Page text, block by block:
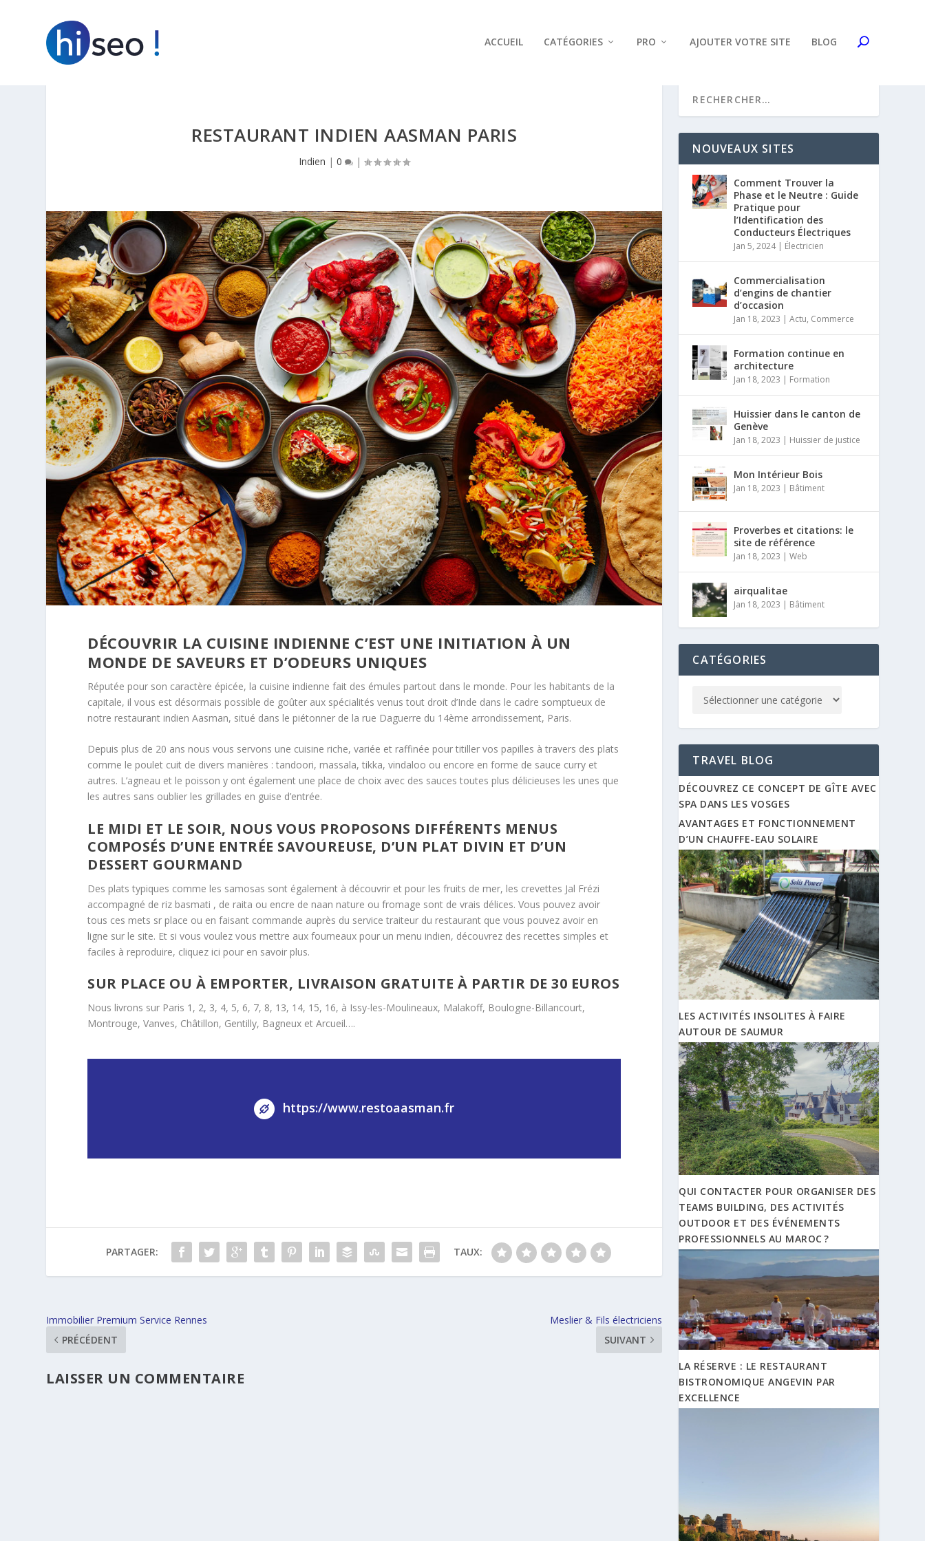
ACCUEIL CATÉGORIES PRO AJOUTER VOTRE SITE BLOG
RESTAURANT INDIEN AASMAN PARIS
Indien |0 |
DÉCOUVRIR LA CUISINE INDIENNE C’EST UNE INITIATION À UN
MONDE DE SAVEURS ET D’ODEURS UNIQUES
Réputée pour son caractère épicée, la cuisine indienne fait des émules partout dans le monde. Pour les habitants de la
capitale, il vous est désormais possible de goûter aux spécialités venus tout droit d’Inde dans le cadre somptueux de
notre restaurant indien Aasman, situé dans le piétonner de la rue Daguerre du 14ème arrondissement, Paris.
Depuis plus de 20 ans nous vous servons une cuisine riche, variée et raffinée pour titiller vos papilles à travers des plats
comme le poulet cuit de divers manières : tandoori, massala, tikka, vindaloo ou encore en forme de sauce curry et
autres. L’agneau et le poisson y ont également une place de choix avec des sauces toutes plus délicieuses les unes que
les autres sans oublier les grillades en guise d’entrée.
LE MIDI ET LE SOIR, NOUS VOUS PROPOSONS DIFFÉRENTS MENUS
COMPOSÉS D’UNE ENTRÉE SAVOUREUSE, D’UN PLAT DIVIN ET D’UN
DESSERT GOURMAND
Des plats typiques comme les samosas sont également à découvrir et pour les fruits de mer, les crevettes Jal Frézi
accompagné de riz basmati , de raita ou encre de naan nature ou fromage sont de vrais délices. Vous pouvez avoir
tous ces mets sr place ou en faisant commande auprès du service traiteur du restaurant que vous pouvez avoir en
ligne sur le site. Et si vous voulez vous mettre aux fourneaux pour un menu indien, découvrez des recettes simples et
faciles à reproduire, cliquez ici pour en savoir plus.
SUR PLACE OU À EMPORTER, LIVRAISON GRATUITE À PARTIR DE 30 EUROS
Nous livrons sur Paris 1, 2, 3, 4, 5, 6, 7, 8, 13, 14, 15, 16, à Issy-les-Moulineaux, Malakoff, Boulogne-Billancourt,
Montrouge, Vanves, Châtillon, Gentilly, Bagneux et Arcueil….
https://www.restoaasman.fr
PARTAGER: TAUX:
Immobilier Premium Service Rennes
PRÉCÉDENT
Meslier & Fils électriciens
SUIVANT
LAISSER UN COMMENTAIRE
NOUVEAUX SITES
Comment Trouver la
Phase et le Neutre : Guide
Pratique pour
l’Identification des
Conducteurs Électriques
Jan 5, 2024| Électricien
Commercialisation
d’engins de chantier
d’occasion
Jan 18, 2023 |Actu, Commerce
Formation continue en
architecture
Jan 18, 2023 | Formation
Huissier dans le canton de
Genève
Jan 18, 2023 | Huissier de justice
Mon Intérieur Bois
Jan 18, 2023 | Bâtiment
Proverbes et citations: le
site de référence
Jan 18, 2023 |Web
airqualitae
Jan 18, 2023 | Bâtiment
CATÉGORIES
TRAVEL BLOG
DÉCOUVREZ CE CONCEPT DE GÎTE AVEC
SPA DANS LES VOSGES
AVANTAGES ET FONCTIONNEMENT
D’UN CHAUFFE-EAU SOLAIRE
LES ACTIVITÉS INSOLITES À FAIRE
AUTOUR DE SAUMUR
QUI CONTACTER POUR ORGANISER DES
TEAMS BUILDING, DES ACTIVITÉS
OUTDOOR ET DES ÉVÉNEMENTS
PROFESSIONNELS AU MAROC ?
LA RÉSERVE : LE RESTAURANT
BISTRONOMIQUE ANGEVIN PAR
EXCELLENCE